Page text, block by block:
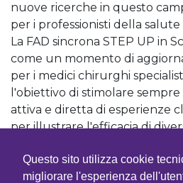
Questo sito utilizza cookie
migliorare l'esperienza
nuove ricerche in questo
per i professionisti della
La FAD sincrona STEP UP in
come un momento di
per i medici chirurghi
l'obiettivo di stimolare
attiva e diretta di esperienze
per illustrare l'efficacia di
intervento e migliorare la
nella pratica clinica.